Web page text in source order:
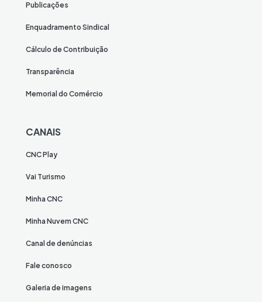
Publicações
Enquadramento Sindical
Cálculo de Contribuição
Transparência
Memorial do Comércio
CANAIS
CNC Play
Vai Turismo
Minha CNC
Minha Nuvem CNC
Canal de denúncias
Fale conosco
Galeria de imagens